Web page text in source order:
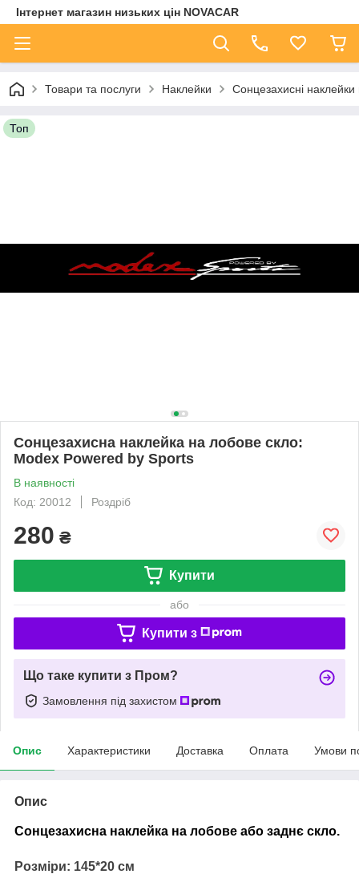
Інтернет магазин низьких цін NOVACAR
Товари та послуги Наклейки Сонцезахисні
Топ
Сонцезахисна наклейка на лобове скло:
Modex Powered by Sports
В наявності
Код: 20012
Роздріб
280 ₴
Купити
або
Купити з
Що таке купити з Пром?
Замовлення під захистом
Опис Характеристики Доставка Оплата Умови
Опис
Сонцезахисна наклейка на лобове або заднє скло.
Розміри: 145*20 см